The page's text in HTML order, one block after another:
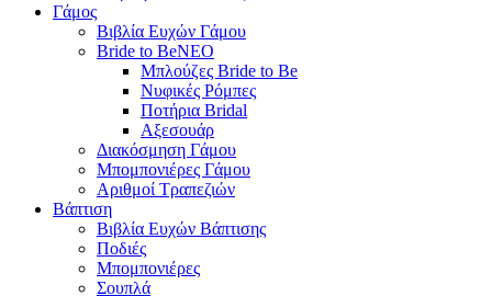
Γάμος
Βιβλία Ευχών Γάμου
Bride to BeNEO
Μπλούζες Bride to Be
Νυφικές Ρόμπες
Ποτήρια Bridal
Αξεσουάρ
Διακόσμηση Γάμου
Μπομπονιέρες Γάμου
Αριθμοί Τραπεζιών
Βάπτιση
Βιβλία Ευχών Βάπτισης
Ποδιές
Μπομπονιέρες
Σουπλά